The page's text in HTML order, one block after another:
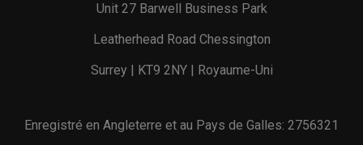
Unit 27 Barwell Business Park
Leatherhead Road Chessington
Surrey | KT9 2NY | Royaume-Uni
Enregistré en Angleterre et au Pays de Galles: 2756321